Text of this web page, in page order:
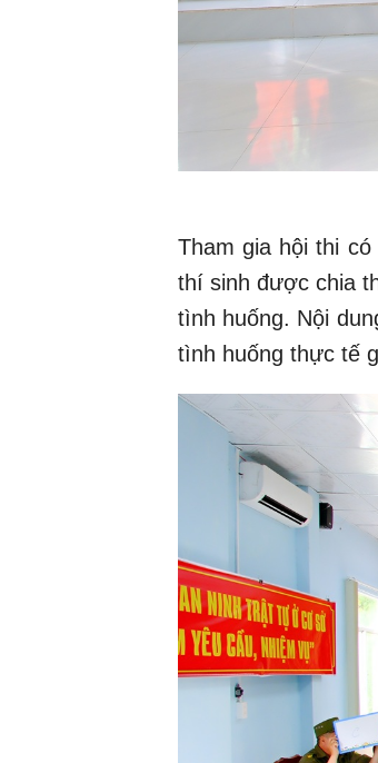
Tham gia hội thi
thí sinh được chia
tình huống. Nội
tình huống thực tế